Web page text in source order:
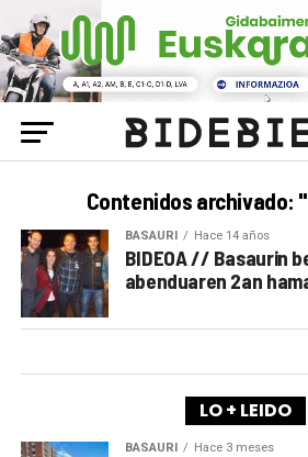
Contenidos archivado:
BASAURI Hace 14 años
BIDEOA // Basaurin
abenduaren 2an
LO + LEIDO
BASAURI Hace 3 meses